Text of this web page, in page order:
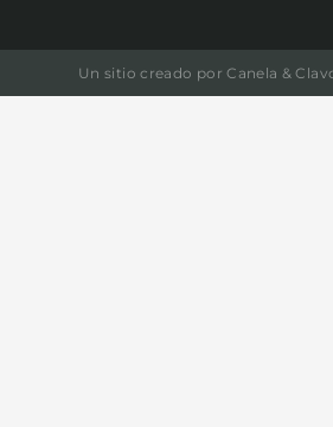
Un sitio creado porCanela &